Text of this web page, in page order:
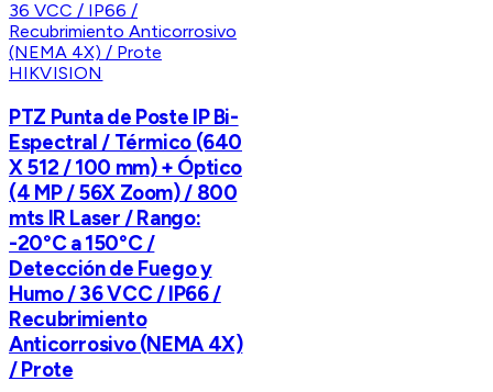
HIKVISION
PTZ Punta de Poste IP Bi-
Espectral / Térmico (640
X 512 / 100 mm) + Óptico
(4 MP / 56X Zoom) / 800
mts IR Laser / Rango:
-20°C a 150°C /
Detección de Fuego y
Humo / 36 VCC / IP66 /
Recubrimiento
Anticorrosivo (NEMA 4X)
/ Prote